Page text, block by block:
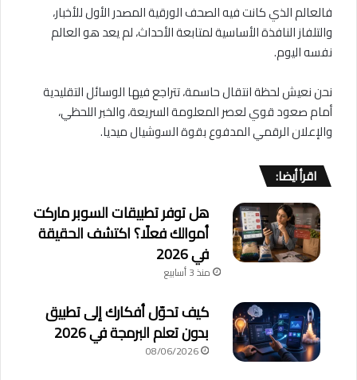
فالعالم الذي كانت فيه الصحف الورقية المصدر الأول للأخبار،
والتلفاز النافذة الأساسية لمتابعة الأحداث، لم يعد هو العالم
نفسه اليوم.
نحن نعيش لحظة انتقال حاسمة، تتراجع فيها الوسائل التقليدية
أمام صعود قوي لعصر المعلومة السريعة، والخبر اللحظي،
والإعلان الرقمي المدفوع بقوة السوشيال ميديا.
اقرأ أيضا:
هل توفر تطبيقات السوبر ماركت
أموالك فعلًا؟ اكتشف الحقيقة
في 2026
منذ 3 أسابيع
كيف تحوّل أفكارك إلى تطبيق
بدون تعلم البرمجة في 2026
08/06/2026